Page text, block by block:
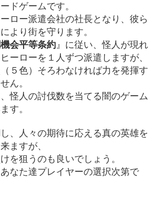
ドゲームです。
ロー派遣会社の社長となり、彼ら
より街を守ります。
会平等条約 』に従い、怪人が現れ
ーローを１人ずつ派遣しますが、
５色）そろわなければ力を発揮す
ん。
怪人の討伐数を当てる闇のゲーム
す。
、人々の期待に応える真の英雄を
ますが、
を狙うのも良いでしょう。
なた達プレイヤーの選択次第で